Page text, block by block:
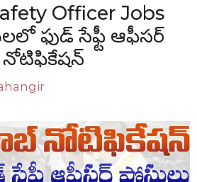
Officer Jobs
ఫుడ్ సేఫ్టీ ఆఫీసర్
నోటిఫికేషన్